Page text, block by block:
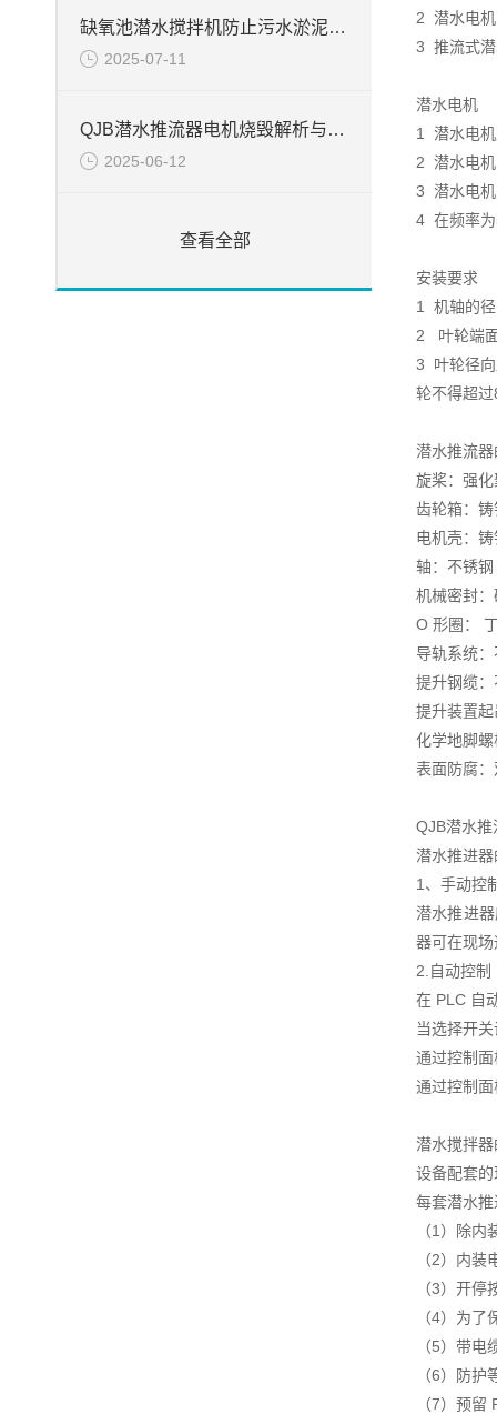
缺氧池潜水搅拌机防止污水淤泥絮凝堆积方法
2025-07-11
QJB潜水推流器电机烧毁解析与处置
2025-06-12
查看全部
2 潜水电
3 推流式潜
潜水电机
1 潜水电
2 潜水电
3 潜水电机
4 在频率为
安装要求
1 机轴的
2 叶轮端
3 叶轮径向
轮不得超
潜水推流
旋桨：强
齿轮箱：
电机壳：
轴：不锈钢
机械密封
O 形圈：
导轨系统
提升钢缆
提升装置
化学地脚
表面防腐
QJB潜水
潜水推进
1、手动控
潜水推进
器可在现
2.自动控制
在 PLC 自
当选择开
通过控制
通过控制
潜水搅拌
设备配套
每套潜水
（1）除
（2）内
（3）开
（4）为
（5）带电
（6）防护
（7）预